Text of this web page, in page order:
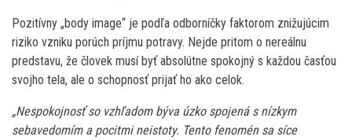
Pozitívny „body image“ je podľa odborníčky faktorom znižujúcim
riziko vzniku porúch príjmu potravy. Nejde pritom o nereálnu
predstavu, že človek musí byť absolútne spokojný s každou časťou
svojho tela, ale o schopnosť prijať ho ako celok.
„Nespokojnosť so vzhľadom býva úzko spojená s nízkym
sebavedomím a pocitmi neistoty. Tento fenomén sa síce